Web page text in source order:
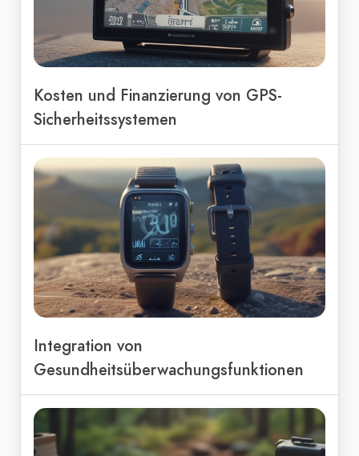
Kosten und Finanzierung von GPS-
Sicherheitssystemen
Integration von
Gesundheitsüberwachungsfunktionen